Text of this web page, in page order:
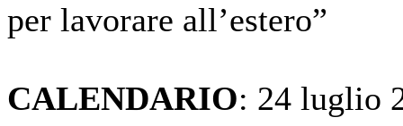
per lavorare all’estero”
CALENDARIO: 24 luglio